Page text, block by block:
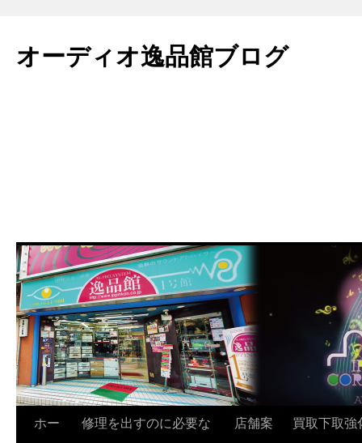
テ
ン
オーディオ逸品館ブログ
ホー
修理を出すのに必要な
店舗案
買取下取強